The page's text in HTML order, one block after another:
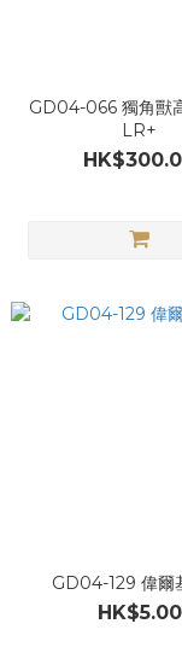
GD04-066 獨角獸
LR+
GD04-129 偉爾
HK$5.00